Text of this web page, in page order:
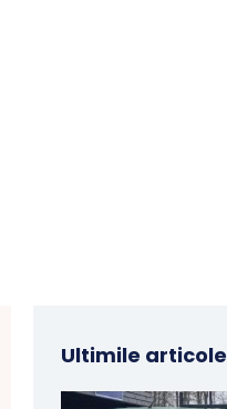
Ultimile articole